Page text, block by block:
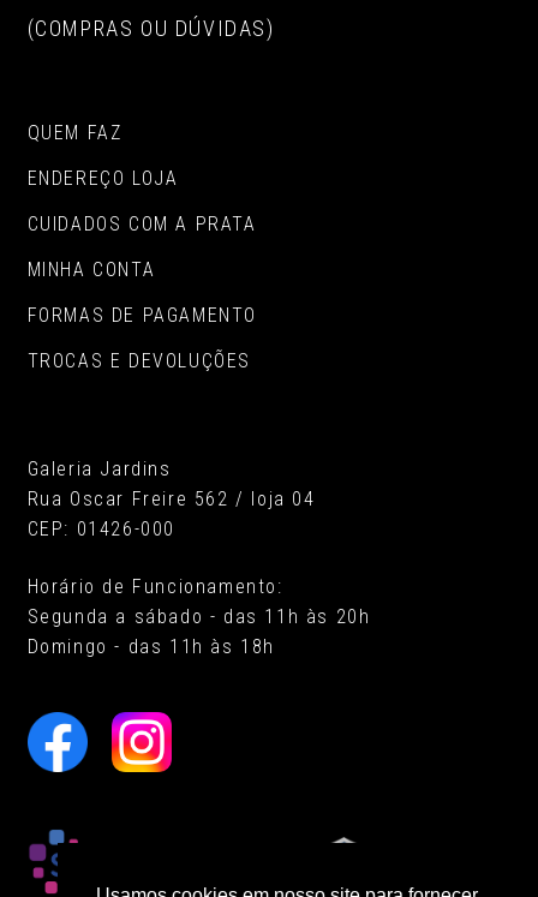
(COMPRAS OU DÚVIDAS)
QUEM FAZ
ENDEREÇO LOJA
CUIDADOS COM A PRATA
MINHA CONTA
FORMAS DE PAGAMENTO
TROCAS E DEVOLUÇÕES
Galeria Jardins
Rua Oscar Freire 562 / loja 04
CEP: 01426-000
Horário de Funcionamento:
Segunda a sábado - das 11h às 20h
Domingo - das 11h às 18h